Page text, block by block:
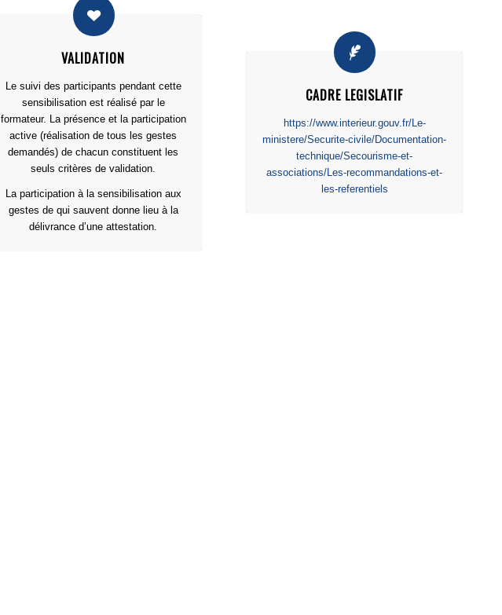
VALIDATION
Le suivi des participants pendant cette
sensibilisation est réalisé par le
formateur. La présence et la participation
active (réalisation de tous les gestes
demandés) de chacun constituent les
seuls critères de validation.
La participation à la sensibilisation aux
gestes de qui sauvent donne lieu à la
délivrance d’une attestation.
CADRE LEGISLATIF
https://www.interieur.gouv.fr/Le-
ministere/Securite-civile/Documentation-
technique/Secourisme-et-
associations/Les-recommandations-et-
les-referentiels